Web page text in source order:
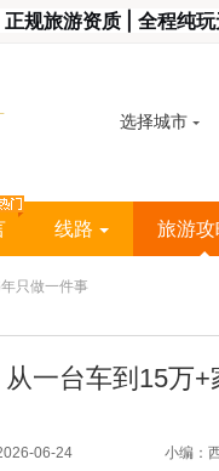
规旅游资质 | 全程纯
选择城市
线路 旅游攻
只做一件事
从一台车到15万
06-24 小编：